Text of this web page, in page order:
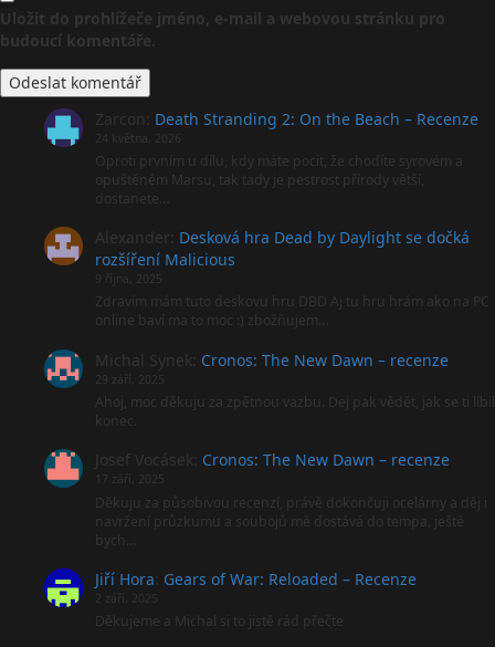
Uložit do prohlížeče jméno, e-mail a webovou stránku pro
budoucí komentáře.
Zarcon Death Stranding 2: On the Beach – Recenze
24 května, 2026
Oproti prvním u dílu, kdy máte pocit, že chodíte syrovém a
opuštěném Marsu, tak tady je pestrost přírody větší,
dostanete…
Alexander Desková hra Dead by Daylight se dočká
rozšíření Malicious
9 října, 2025
Zdravím mám tuto deskovu hru DBD Aj tu hru hrám ako na PC
online baví ma to moc :) zbožňujem…
Michal Synek Cronos: The New Dawn – recenze
29 září, 2025
Ahoj, moc děkuju za zpětnou vazbu. Dej pak vědět, jak se ti líbil
konec.
Josef Vocásek Cronos: The New Dawn – recenze
17 září, 2025
Děkuju za působivou recenzí, právě dokončuji ocelárny a děj i
navržení průzkumu a soubojů mě dostává do tempa, ještě
bych…
Jiří Hora Gears of War: Reloaded – Recenze
2 září, 2025
Děkujeme a Michal si to jistě rád přečte